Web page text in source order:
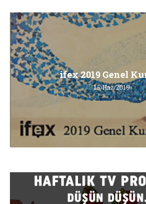
ifex 2019 Genel
15/Haz/2019